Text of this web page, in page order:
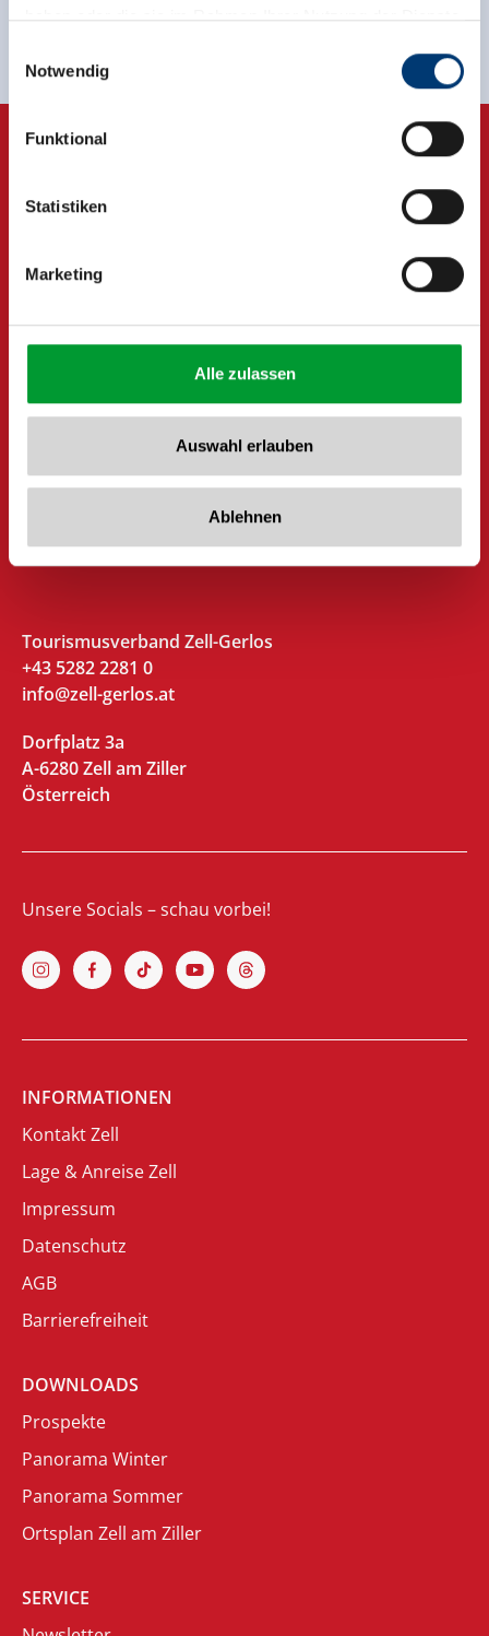
haben oder die sie im Rahmen Ihrer Nutzung der Dienste
Rohr 23// A-6280 Zell am Ziller
www.zillertalarena.com
Notwendig
Funktional
Statistiken
Marketing
Alle zulassen
Auswahl erlauben
Ablehnen
Tourismusverband Zell-Gerlos
+43 5282 2281 0
info@zell-gerlos.at
Dorfplatz 3a
A-6280 Zell am Ziller
Österreich
Unsere Socials – schau vorbei!
INFORMATIONEN
Kontakt Zell
Lage & Anreise Zell
Impressum
Datenschutz
AGB
Barrierefreiheit
DOWNLOADS
Prospekte
Panorama Winter
Panorama Sommer
Ortsplan Zell am Ziller
SERVICE